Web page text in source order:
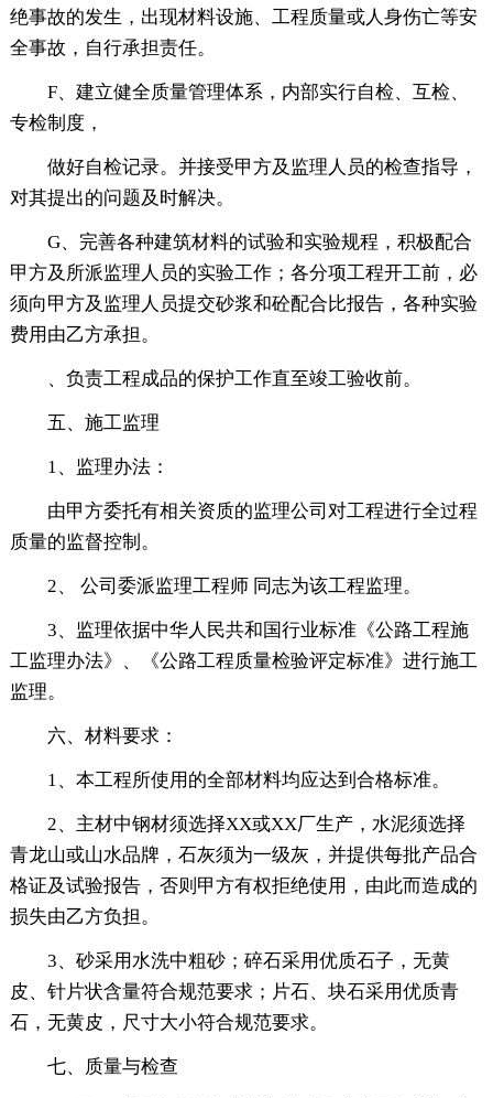
绝事故的发生，出现材料设施、工程质量或人身伤亡等安
全事故，自行承担责任。
F、建立健全质量管理体系，内部实行自检、互检、
专检制度，
做好自检记录。并接受甲方及监理人员的检查指导，
对其提出的问题及时解决。
G、完善各种建筑材料的试验和实验规程，积极配合
甲方及所派监理人员的实验工作；各分项工程开工前，必
须向甲方及监理人员提交砂浆和砼配合比报告，各种实验
费用由乙方承担。
、负责工程成品的保护工作直至竣工验收前。
五、施工监理
1、监理办法：
由甲方委托有相关资质的监理公司对工程进行全过程
质量的监督控制。
2、 公司委派监理工程师 同志为该工程监理。
3、监理依据中华人民共和国行业标准《公路工程施
工监理办法》、《公路工程质量检验评定标准》进行施工
监理。
六、材料要求：
1、本工程所使用的全部材料均应达到合格标准。
2、主材中钢材须选择XX或XX厂生产，水泥须选择
青龙山或山水品牌，石灰须为一级灰，并提供每批产品合
格证及试验报告，否则甲方有权拒绝使用，由此而造成的
损失由乙方负担。
3、砂采用水洗中粗砂；碎石采用优质石子，无黄
皮、针片状含量符合规范要求；片石、块石采用优质青
石，无黄皮，尺寸大小符合规范要求。
七、质量与检查